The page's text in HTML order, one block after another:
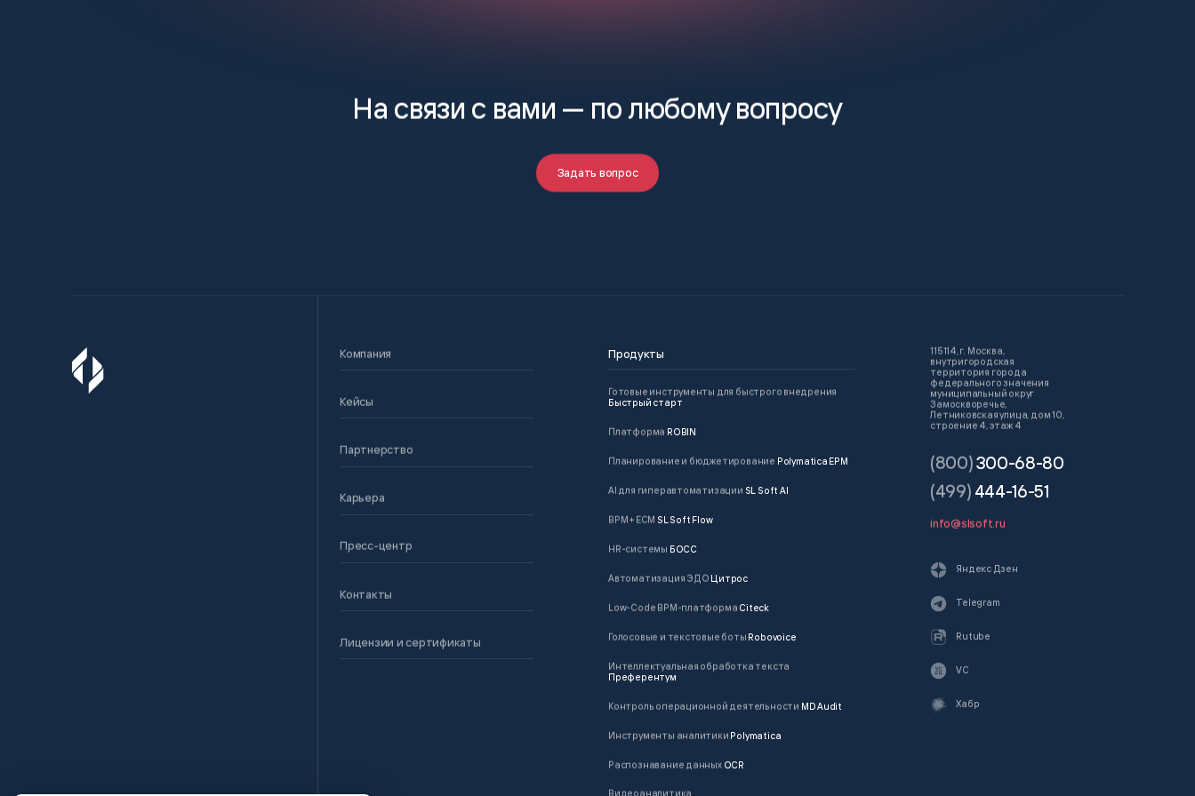
На связи с вами — по любому вопросу
Задать вопрос
Компания
Кейсы
Партнерство
Карьера
Пресс-центр
Контакты
Лицензии и сертификаты
Продукты
Готовые инструменты для быстрого внедрения
Быстрый старт
Платформа ROBIN
Планирование и бюджетирование Polymatica EPM
AI для гиперавтоматизации SL Soft AI
BPM + ECM SL Soft Flow
HR-системы БОСС
Автоматизация ЭДО Цитрос
Low-Code BPM-платформа Citeck
Голосовые и текстовые боты Robovoice
Интеллектуальная обработка текста
Преферентум
Контроль операционной деятельности MD Audit
Инструменты аналитики Polymatica
Распознавание данныхOCR
115114, г. Москва,
внутригородская
территория города
федерального значения
муниципальный округ
Замоскворечье,
Летниковская улица, дом 10,
строение 4, этаж 4
(800)300-68-80
(499) 444-16-51
info@slsoft.ru
Яндекс Дзен
Telegram
Rutube
VC
Хабр